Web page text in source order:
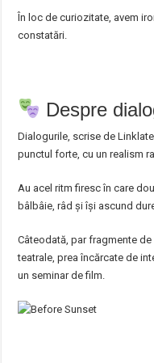
În loc de curiozitate, avem
constatări.
Despre
Dialogurile, scrise de
punctul forte, cu un realism
Au acel ritm firesc în care
bâlbâie, râd și își ascund
Câteodată, par fragmente
teatrale, prea încărcate de
un seminar de film.